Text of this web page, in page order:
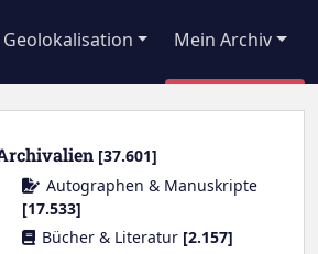
Geolokalisation Mein Archiv
[37.601]
Autographen & Manuskripte
[17.533]
Bücher & Literatur [2.157]